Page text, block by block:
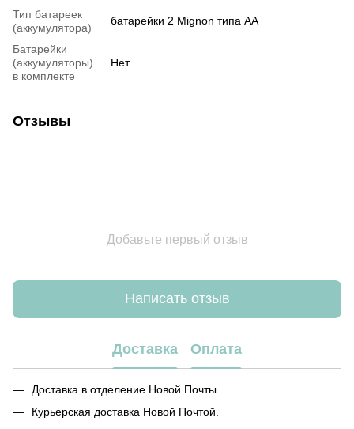
Тип батареек
(аккумулятора)
батарейки 2 Mignon типа AA
Батарейки
(аккумуляторы)
в комплекте
Нет
Отзывы
Добавьте первый отзыв
Написать отзыв
Доставка Оплата
Доставка в отделение Новой Почты.
Курьерская доставка Новой Почтой.